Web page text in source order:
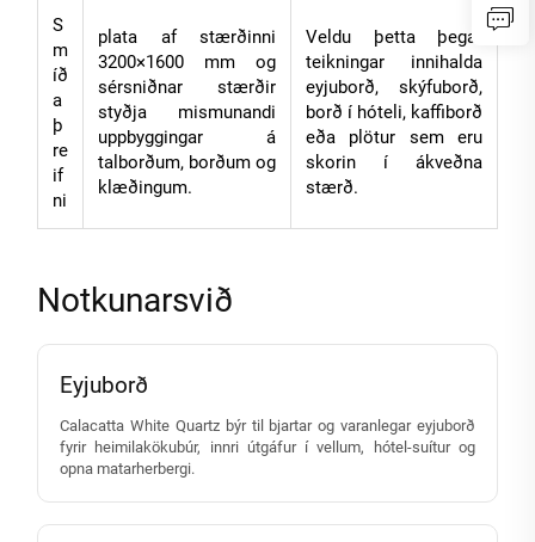
S
m
íð
a
þ
re
if
ni
plata af stærðinni
3200×1600 mm og
sérsniðnar stærðir
styðja mismunandi
uppbyggingar á
talborðum, borðum og
klæðingum.
Veldu þetta þegar
teikningar innihalda
eyjuborð, skýfuborð,
borð í hóteli, kaffiborð
eða plötur sem eru
skorin í ákveðna
stærð.
Notkunarsvið
Eyjuborð
Calacatta White Quartz býr til bjartar og varanlegar eyjuborð
fyrir heimilakökubúr, innri útgáfur í vellum, hótel-suítur og
opna matarherbergi.